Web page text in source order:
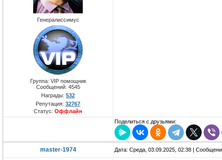
Генералиссимус
Группа: VIP помощник
Сообщений: 4545
Награды: 532
Репутация: 32767
Статус: Оффлайн
Поделиться с друзьями:
master-1974 Дата: Среда, 03.09.2025, 02:38 |